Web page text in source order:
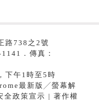
路738之2號
．傳真：
下午1時至5時
最新版╱螢幕解
全政策宣示 | 著作權